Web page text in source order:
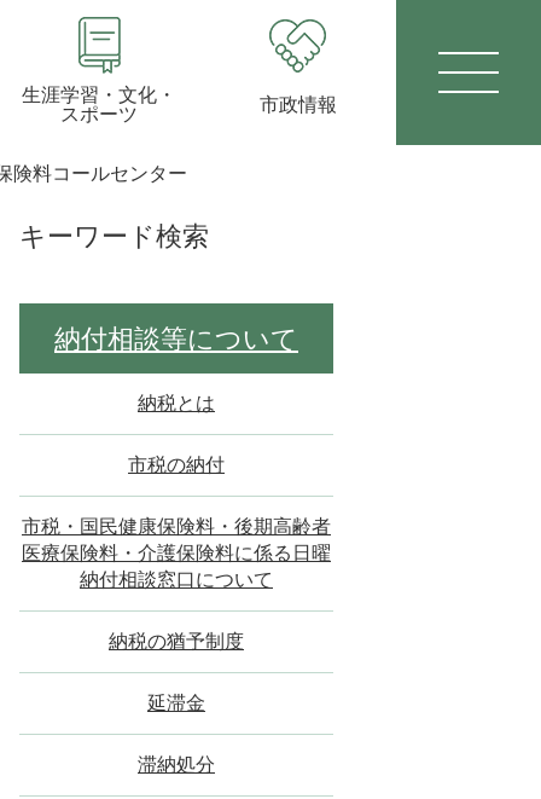
生涯学習・文化・
スポーツ
市政情報
険料コールセンター
キーワード検索
納付相談等について
納税とは
市税の納付
市税・国民健康保険料・後期高齢者
医療保険料・介護保険料に係る日曜
納付相談窓口について
納税の猶予制度
延滞金
滞納処分